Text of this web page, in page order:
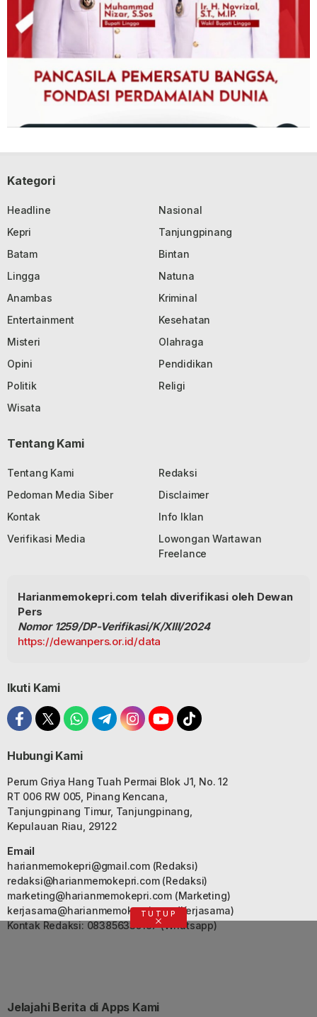
Kategori
Headline
Nasional
Kepri
Tanjungpinang
Batam
Bintan
Lingga
Natuna
Anambas
Kriminal
Entertainment
Kesehatan
Misteri
Olahraga
Opini
Pendidikan
Politik
Religi
Wisata
Tentang Kami
Tentang Kami
Redaksi
Pedoman Media Siber
Disclaimer
Kontak
Info Iklan
Verifikasi Media
Lowongan Wartawan
Freelance
Harianmemokepri.com telah diverifikasi oleh Dewan
Pers
Nomor 1259/DP-Verifikasi/K/XIII/2024
https://dewanpers.or.id/data
Ikuti Kami
Hubungi Kami
Perum Griya Hang Tuah Permai Blok J1, No. 12
RT 006 RW 005, Pinang Kencana,
Tanjungpinang Timur, Tanjungpinang,
Kepulauan Riau, 29122
Email
harianmemokepri@gmail.com(Redaksi)
redaksi@harianmemokepri.com(Redaksi)
marketing@harianmemokepri.com(Marketing)
kerjasama@harianmemokepri.com(Kerjasama)
Kontak Redaksi: 083856335187 (Whatsapp)
Jelajahi Berita di Apps Kami
TUTUP